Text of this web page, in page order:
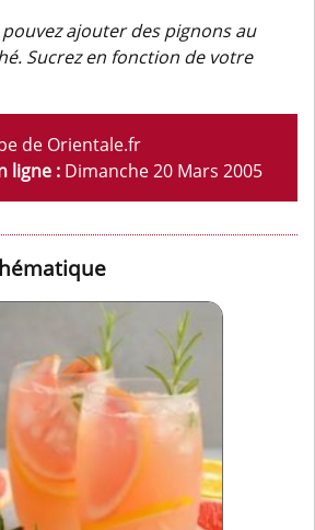
ajouter des pignons au
Sucrez en fonction de votre
de Orientale.fr
ligne : Dimanche 20 Mars 2005